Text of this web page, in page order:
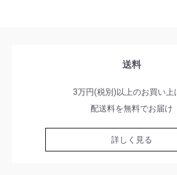
送料
3万円(税別)以上のお買い上
配送料を無料でお届け
詳しく見る